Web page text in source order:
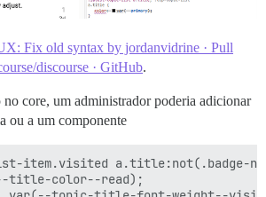
Fix old syntax by jordanvidrine · Pull
discourse · GitHub.
core, um administrador poderia adicionar
ou a um componente
item.visited a.title:not(.badge-
title-color--read);